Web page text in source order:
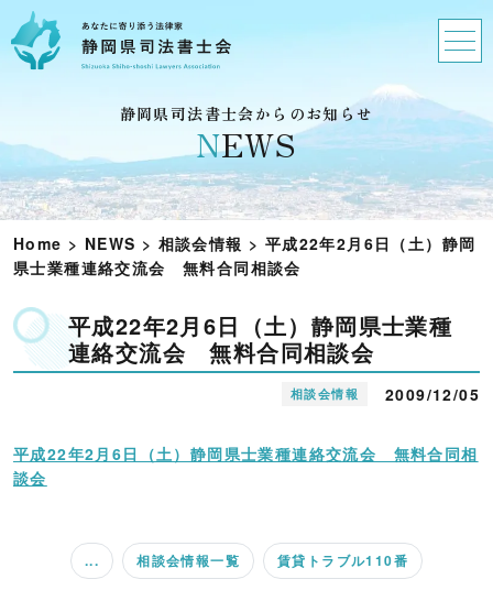
静岡県司法書士会からのお知らせ
NEWS
Home > NEWS > 相談会情報 > 平成22年2月6日（土）静岡
県士業種連絡交流会 無料合同相談会
平成22年2月6日（土）静岡県士業種
連絡交流会 無料合同相談会
相談会情報 2009/12/05
平成22年2月6日（土）静岡県士業種連絡交流会 無料合同相
談会
... 相談会情報一覧 賃貸トラブル110番